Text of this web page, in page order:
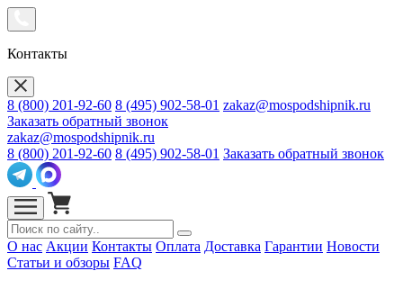
Контакты
8 (800) 201-92-60 8 (495) 902-58-01 zakaz@mospodshipnik.ru
Заказать обратный звонок
zakaz@mospodshipnik.ru
8 (800) 201-92-60 8 (495) 902-58-01 Заказать обратный звонок
О нас Акции Контакты Оплата Доставка Гарантии Новости
Статьи и обзоры FAQ